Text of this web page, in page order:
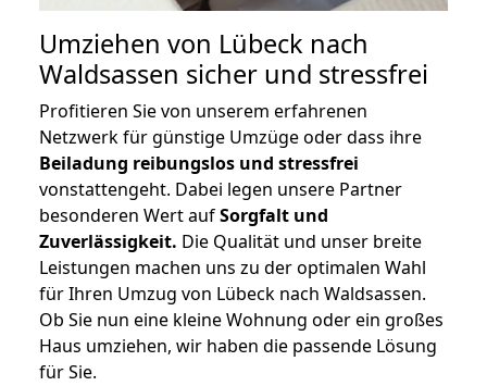
Umziehen von Lübeck nach
Waldsassen sicher und stressfrei
Profitieren Sie von unserem erfahrenen
Netzwerk für günstige Umzüge oder dass ihre
Beiladung reibungslos und stressfrei
vonstattengeht. Dabei legen unsere Partner
besonderen Wert aufSorgfalt und
Zuverlässigkeit. Die Qualität und unser breite
Leistungen machen uns zu der optimalen Wahl
für Ihren Umzug von Lübeck nach Waldsassen.
Ob Sie nun eine kleine Wohnung oder ein großes
Haus umziehen, wir haben die passende Lösung
für Sie.